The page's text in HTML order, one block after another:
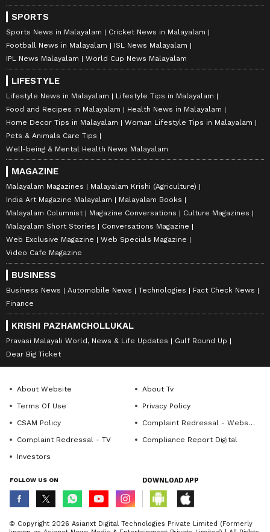
SPORTS
Sports News in Malayalam
Cricket News in Malayalam
Football News in Malayalam
ISL News Malayalam
IPL News Malayalam
World Cup News Malayalam
LIFESTYLE
Lifestyle News in Malayalam
Lifestyle Tips in Malayalam
Food and Recipes in Malayalam
Health News in Malayalam
Home Decor Tips in Malayalam
Woman Lifestyle Tips in Malayalam
Pets & Animals Care Tips
Well-being & Mental Health News Malayalam
MAGAZINE
Malayalam Magazines
Malayalam Krishi (Agriculture)
India Art Magazine Malayalam
Malayalam Books
Malayalam Columnist
Magazine Conversations
Culture Magazines
Malayalam Short Stories
Conversations Magazine
Web Exclusive Magazine
Web Specials Magazine
Video Cafe Magazine
BUSINESS
Business News Automobile News Technologies
Fact Check News
Finance
KRISHI PAZHAMCHOLLUKAL
Pravasi Malayali World, News & Life Updates
Gulf Round Up
Dear Big Ticket
About Website
About Tv
Terms Of Use
Privacy Policy
CSAM Policy
Complaint Redressal - Website
Complaint Redressal - TV
Compliance Report Digital
Investors
FOLLOW US ON DOWNLOAD APP
© Copyright 2026 Asianxt Digital Technologies Private Limited (Formerly